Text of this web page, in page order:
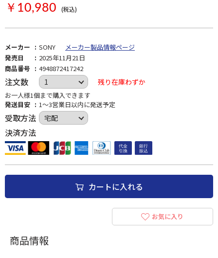
￥10,980 (税込)
メーカー SONY
メーカー製品情報ページ
発売日
2025年11月21日
商品番号
4948872417242
注文数 残り在庫わずか
お一人様1個まで購入できます
発送目安
1～3営業日以内に発送予定
受取方法
決済方法
カートに入れる
お気に入り
商品情報